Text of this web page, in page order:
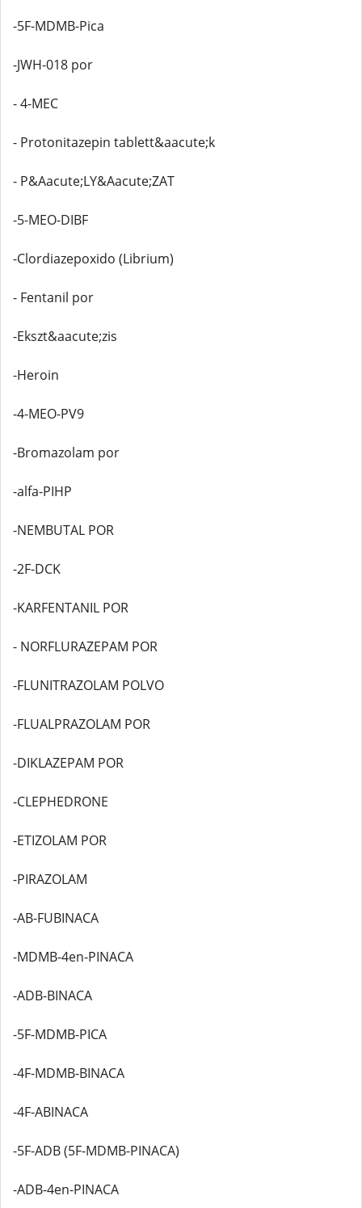
-5F-MDMB-Pica
-JWH-018 por
- 4-MEC
- Protonitazepin tablett&aacute;k
- P&Aacute;LY&Aacute;ZAT
-5-MEO-DIBF
-Clordiazepoxido (Librium)
- Fentanil por
-Ekszt&aacute;zis
-Heroin
-4-MEO-PV9
-Bromazolam por
-alfa-PIHP
-NEMBUTAL POR
-2F-DCK
-KARFENTANIL POR
- NORFLURAZEPAM POR
-FLUNITRAZOLAM POLVO
-FLUALPRAZOLAM POR
-DIKLAZEPAM POR
-CLEPHEDRONE
-ETIZOLAM POR
-PIRAZOLAM
-AB-FUBINACA
-MDMB-4en-PINACA
-ADB-BINACA
-5F-MDMB-PICA
-4F-MDMB-BINACA
-4F-ABINACA
-5F-ADB (5F-MDMB-PINACA)
-ADB-4en-PINACA